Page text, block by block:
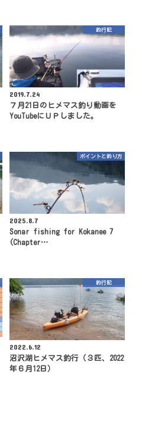
釣行記
2019.7.24
７月21日のヒメマス釣り動画を
YouTubeにＵＰしました。
ポイントと釣り方
2025.8.7
Sonar fishing for Kokanee 7
(Chapter…
釣行記
2022.6.12
沼沢湖ヒメマス釣行（３匹、2022
年６月12日）